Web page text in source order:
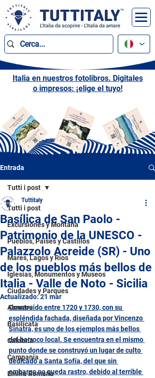
Italia en nuestros fotolibros. Digitales
o impresos: ¡elige el tuyo!
Entrada
Tutti i post
Excursiones y Montaña
Pueblos, Países y Castillos
Mares, Lagos y Ríos
Iglesias, Monumentos y Museos
Ciudades y Parques
Abruzos
Basilicata
Calabria
Campania
Emilia Romaña
Tutti i post
Basílica de San Paolo -
Patrimonio de la UNESCO -
Palazzolo Acreide (SR) - Uno
de los pueblos más bellos de
Italia - Valle de Noto - Sicilia
Tuttitaly
Actualizado:21 mar
Construido entre 1720 y 1730, con su
espléndida fachada, diseñada por Vincenzo
Sinatra, es uno de los ejemplos más bellos
del barroco local. Se encuentra en el mismo
punto donde se construyó un lugar de culto
dedicado a Santa Sofía, del que sin
embargo no queda rastro, debido al terrible